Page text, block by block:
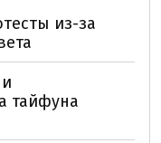
из-за
тайфуна